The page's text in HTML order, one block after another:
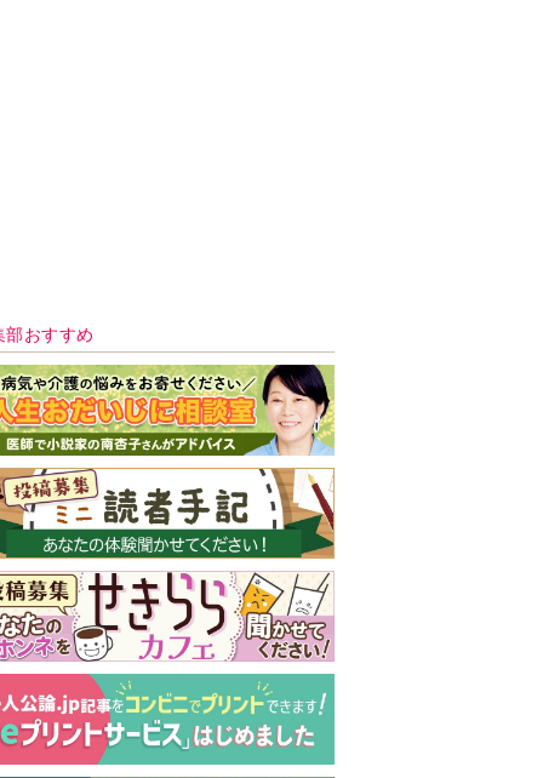
号 好評発売中！
実家の処分から終
の棲家までどうす
る？60代からの家
モンダイ
最新号